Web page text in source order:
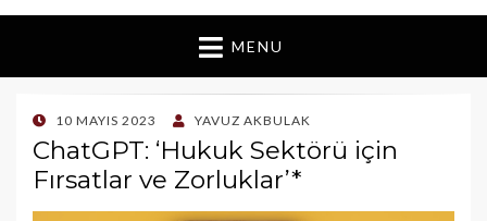
MENU
POSTED
ON
10 MAYIS 2023 YAVUZ AKBULAK
ChatGPT: ‘Hukuk Sektörü için
Fırsatlar ve Zorluklar’*